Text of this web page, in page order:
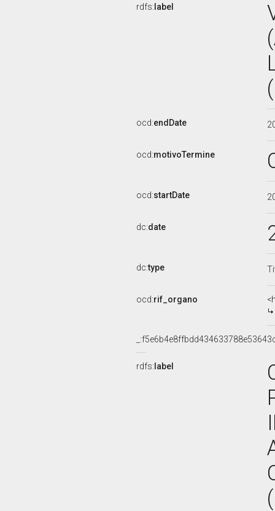
rdfs: label
ocd:endDate
ocd:motivoTermine
ocd:startDate
dc:date
dc:type
ocd:rif_organo
rdfs: label